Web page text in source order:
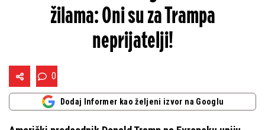
žilama: Oni su za Trampa
neprijatelji!
0
Dodaj Informer kao željeni izvor na Googlu